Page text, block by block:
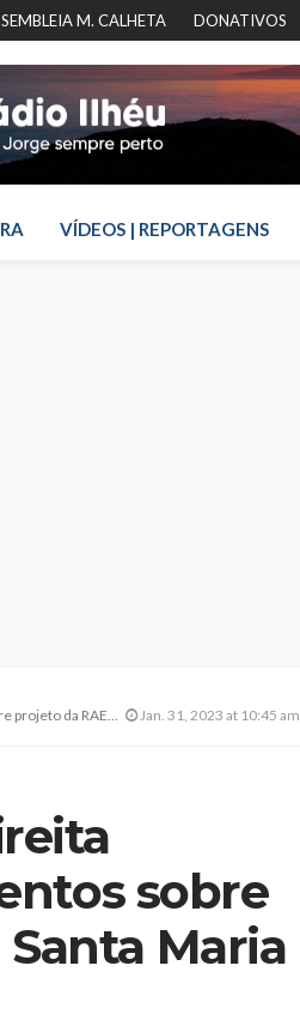
M. CALHETA DONATIVOS
VÍDEOS | REPORTAGENS
Maria e nas Flores” Jan. 31, 2023 at 10:45 am
sobre
Maria